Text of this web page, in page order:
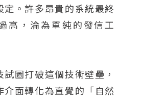
定。許多昂貴的系統最終
高，淪為單純的發信工
試圖打破這個技術壁壘，
介面轉化為直覺的「自然